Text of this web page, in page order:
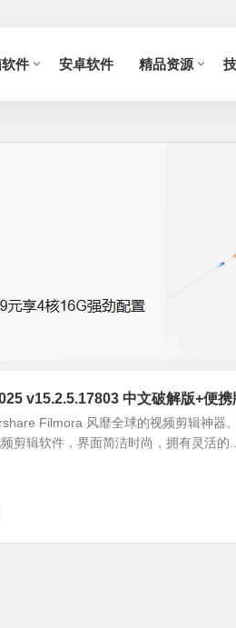
件 安卓软件 精品资源
v15.2.5.17803 中文破解版+便携
Filmora 风靡全球的视频剪辑神器
剪辑软件，界面简洁时尚，拥有灵活的...